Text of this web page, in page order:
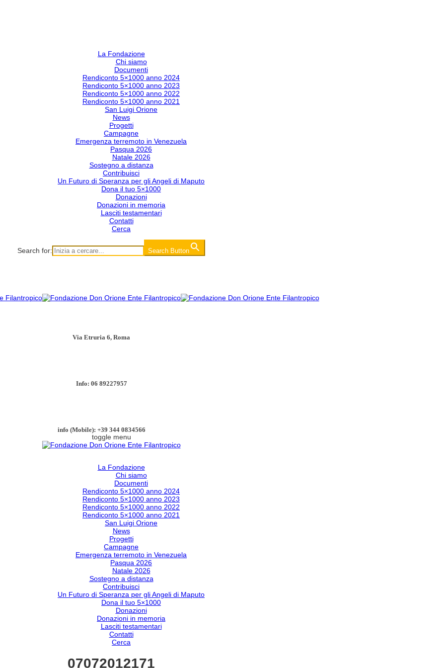
La Fondazione
Chi siamo
Documenti
Rendiconto 5×1000 anno 2024
Rendiconto 5×1000 anno 2023
Rendiconto 5×1000 anno 2022
Rendiconto 5×1000 anno 2021
San Luigi Orione
News
Progetti
Campagne
Emergenza terremoto in Venezuela
Pasqua 2026
Natale 2026
Sostegno a distanza
Contribuisci
Un Futuro di Speranza per gli Angeli di Maputo
Dona il tuo 5×1000
Donazioni
Donazioni in memoria
Lasciti testamentari
Contatti
Cerca
Search for: Search Button
Via Etruria 6, Roma
Info: 06 89227957
info (Mobile): +39 344 0834566
toggle menu
La Fondazione
Chi siamo
Documenti
Rendiconto 5×1000 anno 2024
Rendiconto 5×1000 anno 2023
Rendiconto 5×1000 anno 2022
Rendiconto 5×1000 anno 2021
San Luigi Orione
News
Progetti
Campagne
Emergenza terremoto in Venezuela
Pasqua 2026
Natale 2026
Sostegno a distanza
Contribuisci
Un Futuro di Speranza per gli Angeli di Maputo
Dona il tuo 5×1000
Donazioni
Donazioni in memoria
Lasciti testamentari
Contatti
Cerca
07072012171